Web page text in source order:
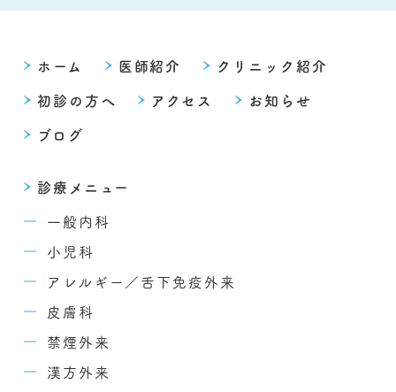
ホーム 医師紹介
クリニック紹介
初診の方へ
アクセス
お知らせ
ブログ
診療メニュー
一般内科
小児科
アレルギー／舌下免疫外来
皮膚科
禁煙外来
漢方外来